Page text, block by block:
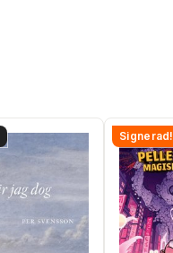
Signerad!